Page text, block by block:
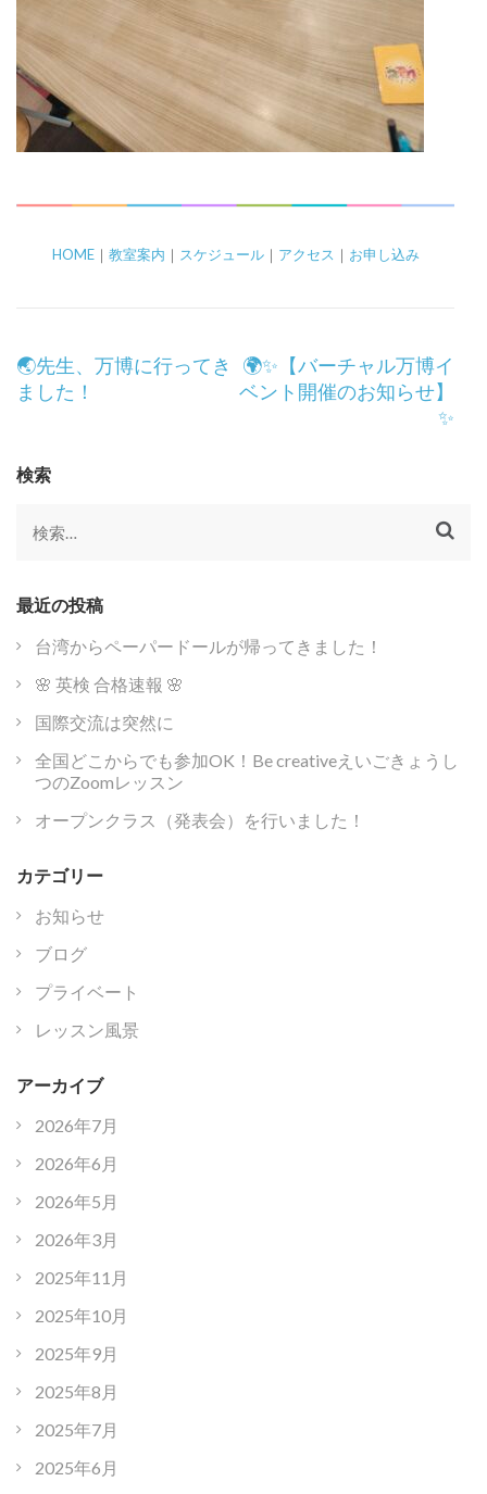
HOME｜ 教室案内 ｜ スケジュール｜ アクセス ｜ お申し込み
投
稿
ゲ
ー
シ
ョ
🌏先生、万博に行ってき
ました！
🌍✨【バーチャル万博イ
ベント開催のお知らせ】
✨
検索
検
最近の投稿
台湾からペーパードールが帰ってきました！
🌸 英検 合格速報 🌸
国際交流は突然に
全国どこからでも参加OK！Be creativeえいごきょうし
つのZoomレッスン
オープンクラス（発表会）を行いました！
カテゴリー
お知らせ
ブログ
プライベート
レッスン風景
アーカイブ
2026年7月
2026年6月
2026年5月
2026年3月
2025年11月
2025年10月
2025年9月
2025年8月
2025年7月
2025年6月